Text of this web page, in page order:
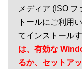
メディア (ISO
トールにご利用
てインストールす
は、有効な
るか、セットア